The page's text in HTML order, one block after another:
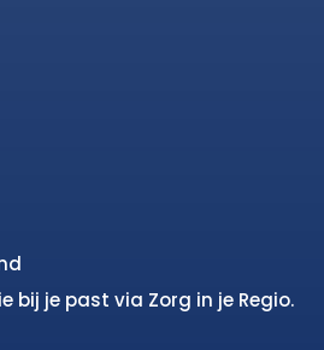
bij je past via Zorg in je Regio.